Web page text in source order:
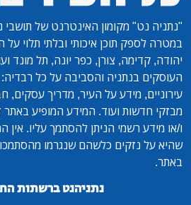
"נתניה נט" מקומון האינטרנט של
במטרה לספק תוכן איכותי ובלתי תלוי
יהודה, קדימה, צורן, כפר יונה, תל מונד
העוסקים בנתניה והסביבה על כל רבדיה:
עירוניים, מידע על העיר, מדריך עסקים,
מבזקי חדשות ועוד. המידע המופיע באתר
ו/או מידע רשמי הניתן להסתמך עליו.
שהיא על נזקים כלשהם שנגרמו
באתר.
נתניהנט ברשתות